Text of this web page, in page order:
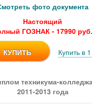
фото документа
Настоящий
ГОЗНАК - 17990 руб.
КУПИТЬ Купить в
техникума-
2011-2013 года